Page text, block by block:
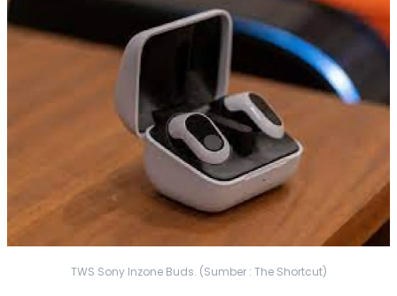
TWS Sony Inzone Buds. (Sumber : The Shortcut)